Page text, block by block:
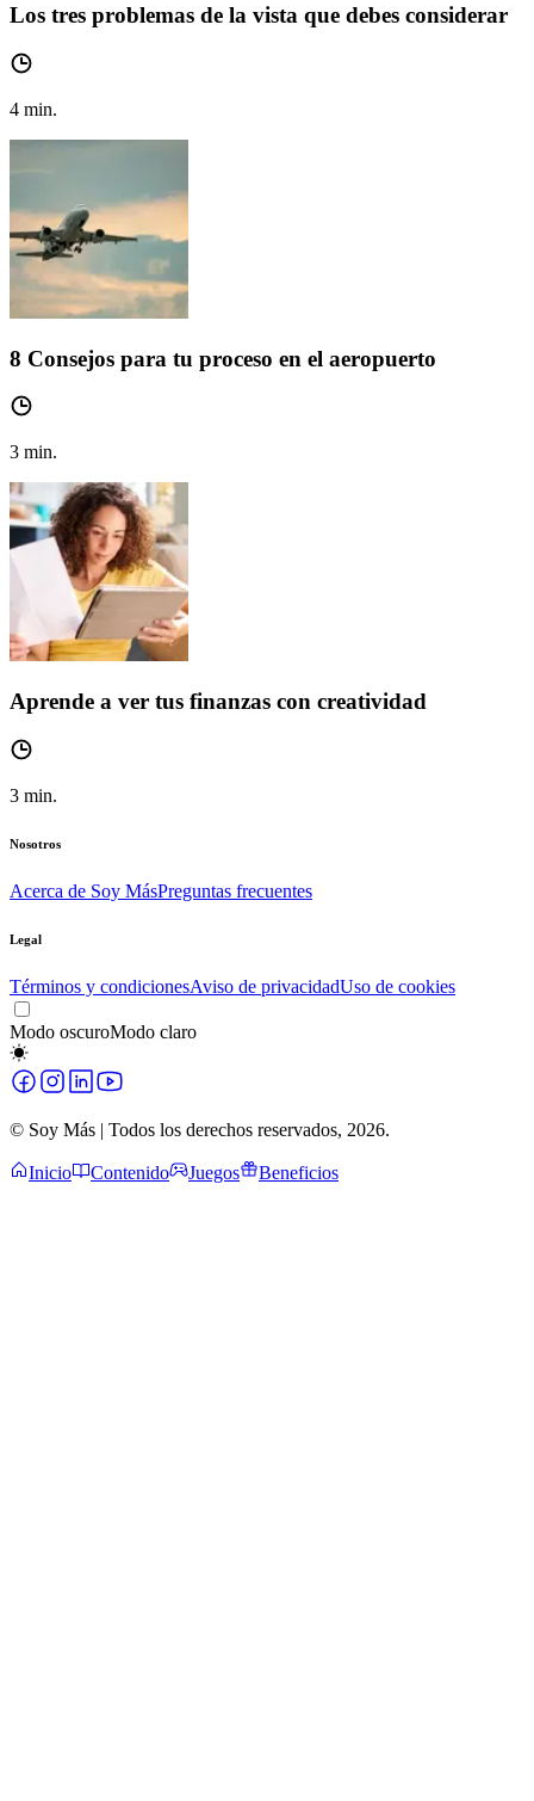
Los tres problemas de la vista que debes considerar
4 min.
8 Consejos para tu proceso en el aeropuerto
3 min.
Aprende a ver tus finanzas con creatividad
3 min.
Nosotros
Acerca de Soy MásPreguntas frecuentes
Legal
Términos y condicionesAviso de privacidadUso de cookies
Modo oscuroModo claro
© Soy Más | Todos los derechos reservados, 2026.
Inicio Contenido Juegos Beneficios